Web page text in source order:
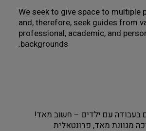
We seek to give space to multiple
and, therefore, seek guides from
professional, academic, and
backgrounds.
בעבודה עם ילדים – חשוב מאד!
יכולת הדרכה מגוונת מאד, פרונטאלית